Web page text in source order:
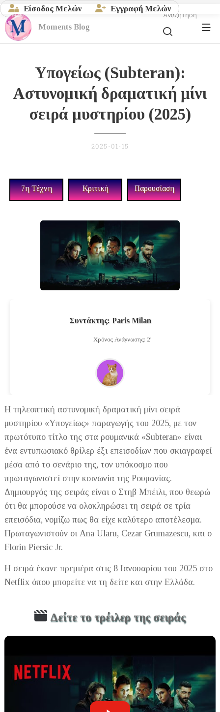
Είσοδος Μελών Εγγραφή Μελών
Moments Blog
Αναζήτηση
Υπογείως (Subteran):
Aστυνομική δραματική μίνι
σειρά μυστηρίου (2025)
2025-01-15
7η Τέχνη Κριτική Παρουσίαση
Συντάκτης: Paris Milan
Χρόνος Ανάγνωσης: 2'
Η τηλεοπτική αστυνομική δραματική μίνι σειρά
μυστηρίου «Υπογείως» παραγωγής του 2025, με τον
πρωτότυπο τίτλο της στα ρουμανικά «Subteran» είναι
ένα εντυπωσιακό θρίλερ έξι επεισοδίων που σκιαγραφεί
μέσα από το σενάριο της, τον υπόκοσμο που
πρωταγωνιστεί στην κοινωνία της Ρουμανίας.
Δημιουργός της σειράς είναι ο Στηβ Μπέιλι, που θεωρώ
ότι θα μπορούσε να ολοκληρώσει τη σειρά σε τρία
επεισόδια, νομίζω πως θα είχε καλύτερο αποτέλεσμα.
Πρωταγωνιστούν οι Ana Ularu, Cezar Grumazescu, και ο
Florin Piersic Jr.
Η σειρά έκανε πρεμιέρα στις 8 Ιανουαρίου του 2025 στο
Netflix όπου μπορείτε να τη δείτε και στην Ελλάδα.
Δείτε το τρέιλερ της σειράς